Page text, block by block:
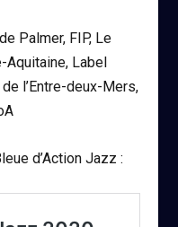
Palmer, FIP, Le
Aquitaine, Label
l’Entre-deux-Mers,
d’Action Jazz :